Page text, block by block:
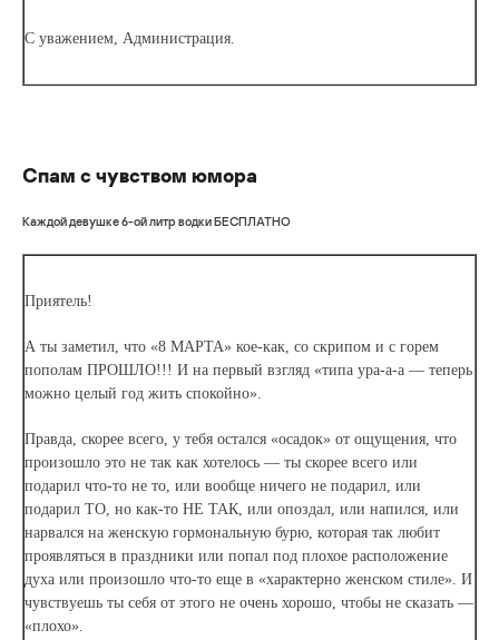
С уважением, Администрация.
Спам с чувством юмора
Каждой девушке 6-ой литр водки БЕСПЛАТНО
Приятель!
А ты заметил, что «8 МАРТА» кое-как, со скрипом и с горем
пополам ПРОШЛО!!! И на первый взгляд «типа ура-а-а — теперь
можно целый год жить спокойно».
Правда, скорее всего, у тебя остался «осадок» от ощущения, что
произошло это не так как хотелось — ты скорее всего или
подарил что-то не то, или вообще ничего не подарил, или
подарил ТО, но как-то НЕ ТАК, или опоздал, или напился, или
нарвался на женскую гормональную бурю, которая так любит
проявляться в праздники или попал под плохое расположение
духа или произошло что-то еще в «характерно женском стиле». И
чувствуешь ты себя от этого не очень хорошо, чтобы не сказать —
«плохо».